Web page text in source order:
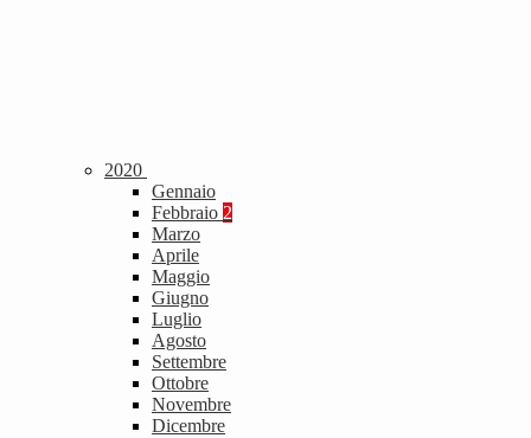
2020
Gennaio
Febbraio 2
Marzo
Aprile
Maggio
Giugno
Luglio
Agosto
Settembre
Ottobre
Novembre
Dicembre